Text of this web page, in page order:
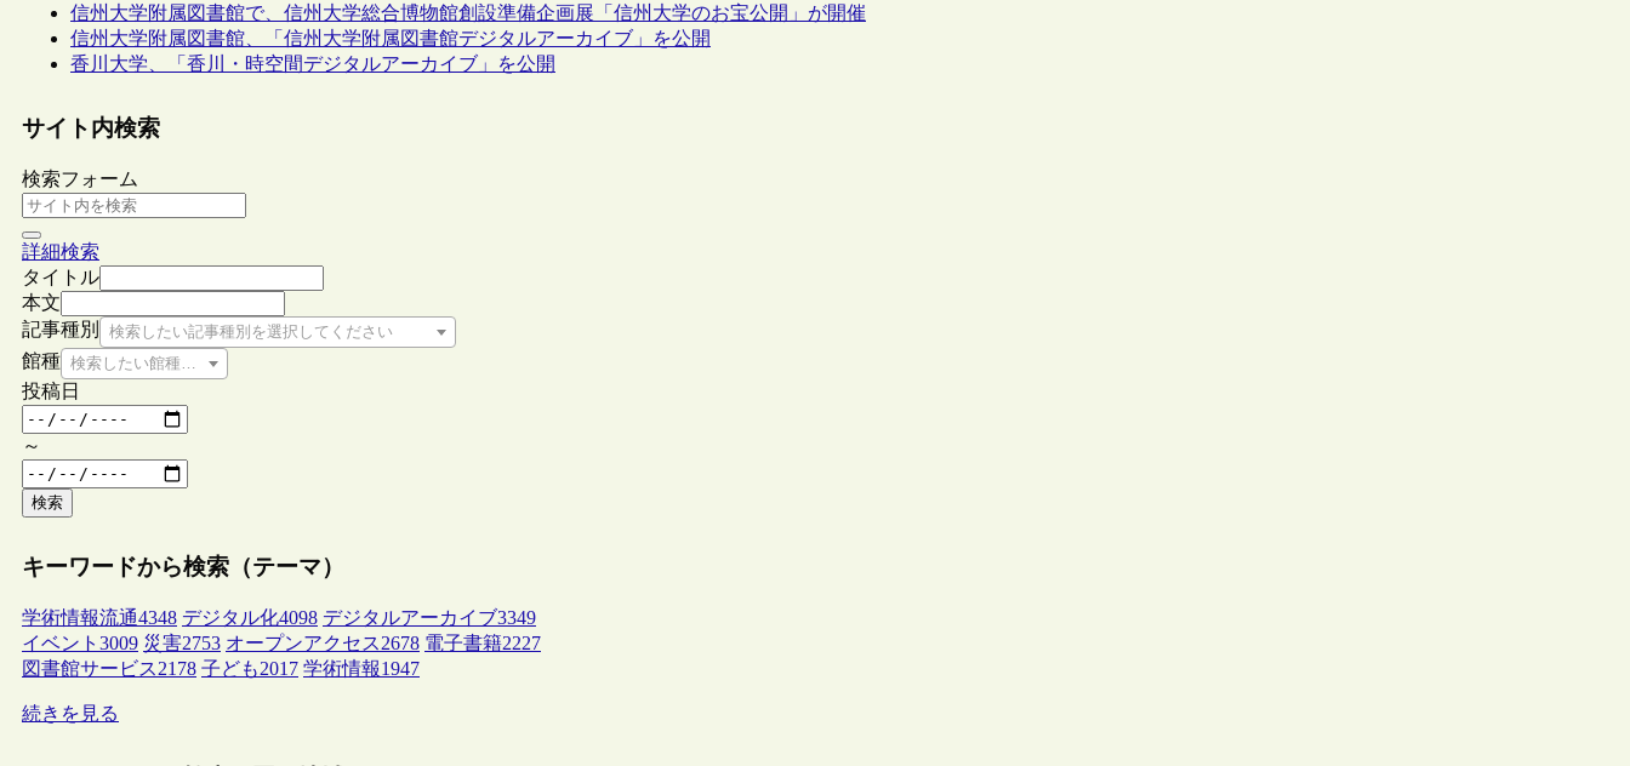
信州大学附属図書館で、信州大学総合博物館創設準備企画展「信州大学のお宝公開」が開催
信州大学附属図書館、「信州大学附属図書館デジタルアーカイブ」を公開
香川大学、「香川・時空間デジタルアーカイブ」を公開
サイト内検索
検索フォーム
詳細検索
タイトル
本文
記事種別
検索したい記事種別を選択してください
館種 検索したい館種を選択してください
投稿日
～
検索
キーワードから検索（テーマ）
学術情報流通4348 デジタル化4098 デジタルアーカイブ3349
イベント 3009 災害2753 オープンアクセス2678 電子書籍2227
図書館サービス2178 子ども2017 学術情報1947
続きを見る